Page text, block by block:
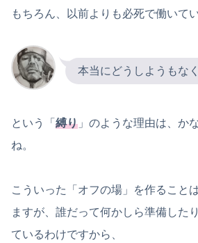
もちろん、以前よりも必死で働いて
本当にどうしようもな
という「 縛り 」のような理由は、か
ね。
こういった「オフの場」を作ること
ますが、誰だって何かしら準備した
ているわけですから、